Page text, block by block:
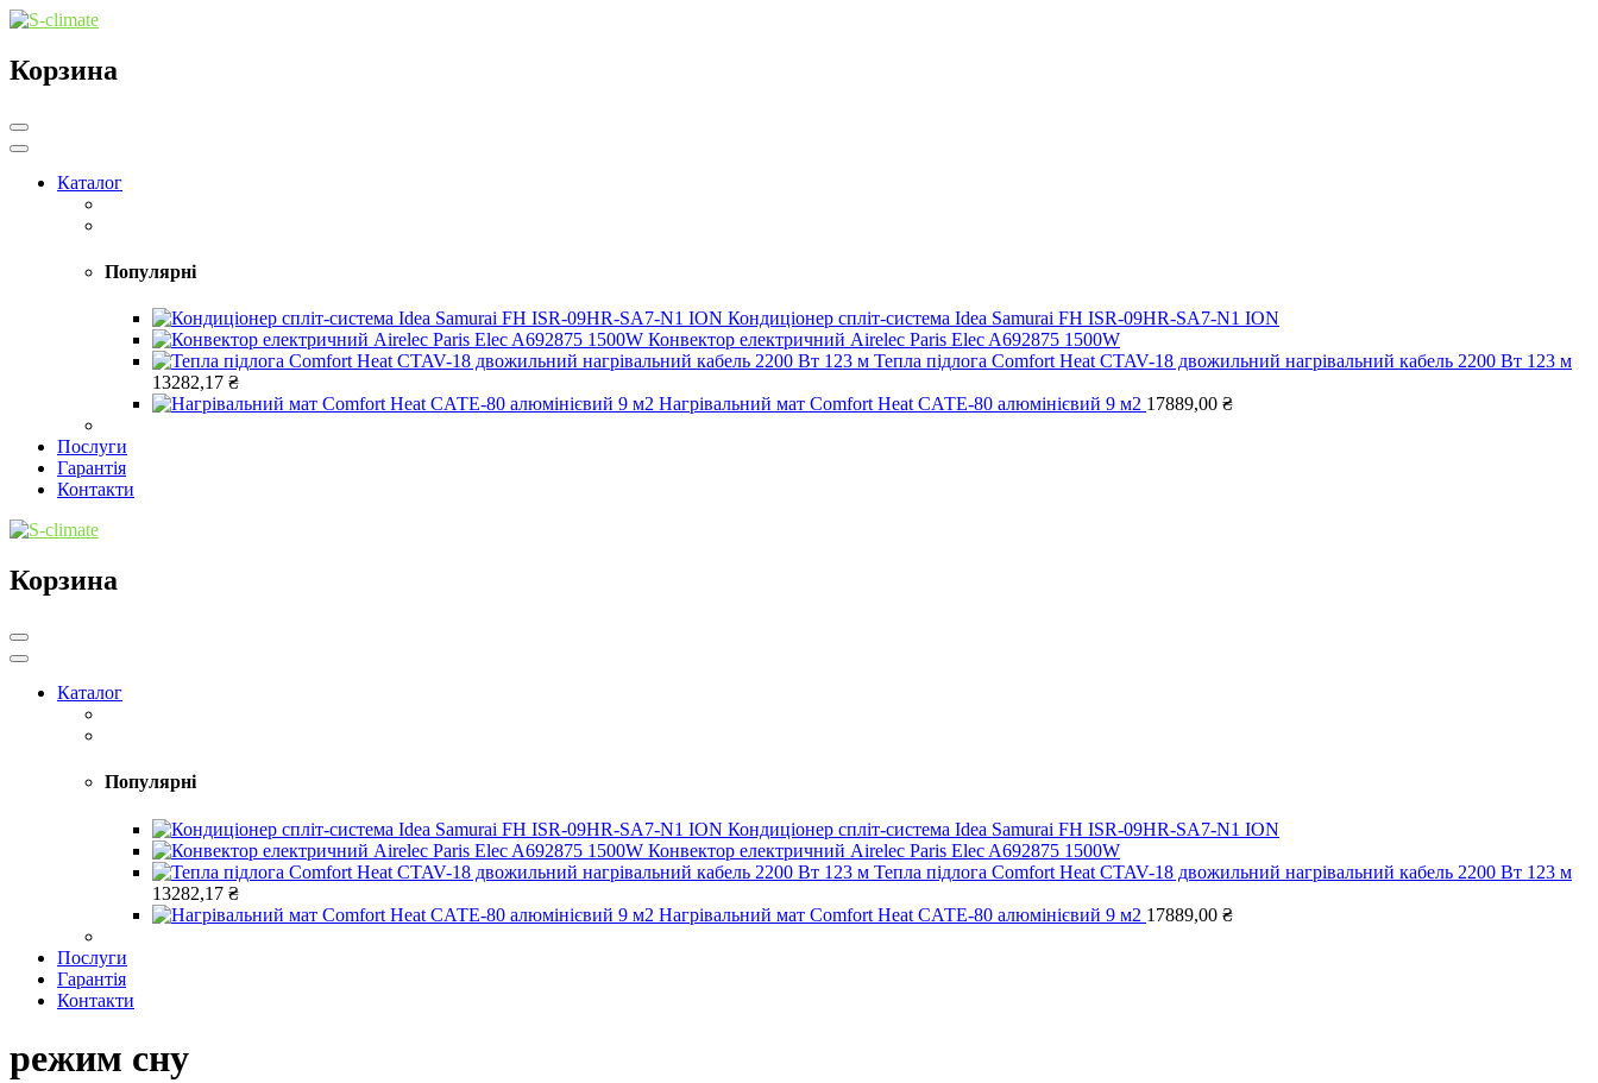
Корзина
Каталог
Популярні
Кондиціонер спліт-система Idea Samurai FH ISR-09HR-SA7-N1 ION
Конвектор електричний Airelec Paris Elec A692875 1500W
Тепла підлога Comfort Heat CTAV-18 двожильний нагрівальний кабель 2200 Вт 123 м
13282,17 ₴
Нагрівальний мат Comfort Heat CАТE-80 алюмінієвий 9 м2 17889,00 ₴
Послуги
Гарантія
Контакти
Корзина
Каталог
Популярні
Кондиціонер спліт-система Idea Samurai FH ISR-09HR-SA7-N1 ION
Конвектор електричний Airelec Paris Elec A692875 1500W
Тепла підлога Comfort Heat CTAV-18 двожильний нагрівальний кабель 2200 Вт 123 м
13282,17 ₴
Нагрівальний мат Comfort Heat CАТE-80 алюмінієвий 9 м2 17889,00 ₴
Послуги
Гарантія
Контакти
режим сну